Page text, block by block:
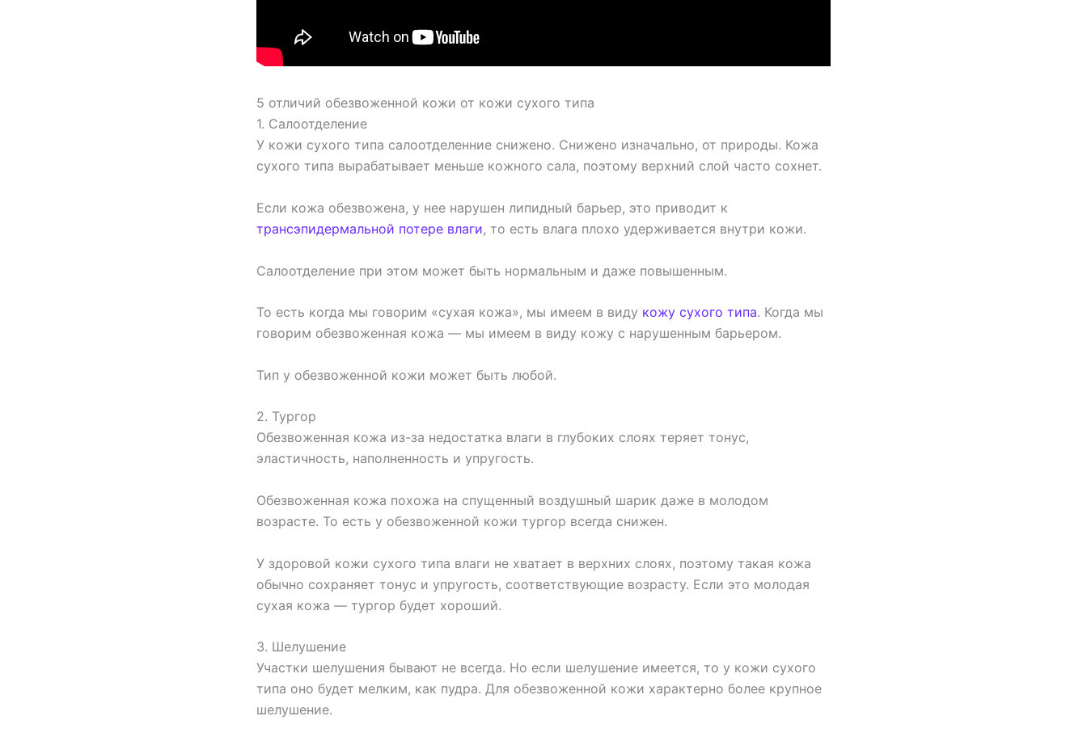
5 отличий обезвоженной кожи от кожи сухого типа
1. Салоотделение
У кожи сухого типа салоотделенние снижено. Снижено изначально, от природы. Кожа
сухого типа вырабатывает меньше кожного сала, поэтому верхний слой часто сохнет.
Если кожа обезвожена, у нее нарушен липидный барьер, это приводит к
трансэпидермальной потере влаги, то есть влага плохо удерживается внутри кожи.
Салоотделение при этом может быть нормальным и даже повышенным.
То есть когда мы говорим «сухая кожа», мы имеем в виду кожу сухого типа. Когда мы
говорим обезвоженная кожа — мы имеем в виду кожу с нарушенным барьером.
Тип у обезвоженной кожи может быть любой.
2. Тургор
Обезвоженная кожа из-за недостатка влаги в глубоких слоях теряет тонус,
эластичность, наполненность и упругость.
Обезвоженная кожа похожа на спущенный воздушный шарик даже в молодом
возрасте. То есть у обезвоженной кожи тургор всегда снижен.
У здоровой кожи сухого типа влаги не хватает в верхних слоях, поэтому такая кожа
обычно сохраняет тонус и упругость, соответствующие возрасту. Если это молодая
сухая кожа — тургор будет хороший.
3. Шелушение
Участки шелушения бывают не всегда. Но если шелушение имеется, то у кожи сухого
типа оно будет мелким, как пудра. Для обезвоженной кожи характерно более крупное
шелушение.